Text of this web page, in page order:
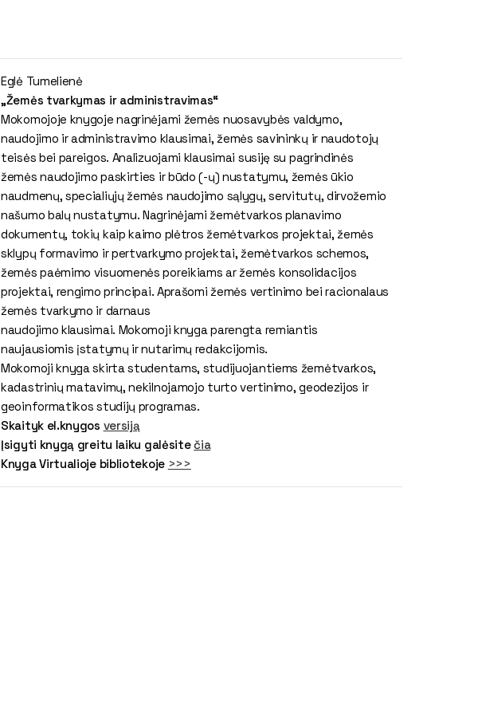
Eglė Tumelienė
„Žemės tvarkymas ir administravimas“
Mokomojoje knygoje nagrinėjami žemės nuosavybės valdymo,
naudojimo ir administravimo klausimai, žemės savininkų ir naudotojų
teisės bei pareigos. Analizuojami klausimai susiję su pagrindinės
žemės naudojimo paskirties ir būdo (-ų) nustatymu, žemės ūkio
naudmenų, specialiųjų žemės naudojimo sąlygų, servitutų, dirvožemio
našumo balų nustatymu. Nagrinėjami žemėtvarkos planavimo
dokumentų, tokių kaip kaimo plėtros žemėtvarkos projektai, žemės
sklypų formavimo ir pertvarkymo projektai, žemėtvarkos schemos,
žemės paėmimo visuomenės poreikiams ar žemės konsolidacijos
projektai, rengimo principai. Aprašomi žemės vertinimo bei racionalaus
žemės tvarkymo ir darnaus
naudojimo klausimai. Mokomoji knyga parengta remiantis
naujausiomis įstatymų ir nutarimų redakcijomis.
Mokomoji knyga skirta studentams, studijuojantiems žemėtvarkos,
kadastrinių matavimų, nekilnojamojo turto vertinimo, geodezijos ir
geoinformatikos studijų programas.
Skaityk el.knygos versiją
Įsigyti knygą greitu laiku galėsitečia
Knyga Virtualioje bibliotekoje >>>